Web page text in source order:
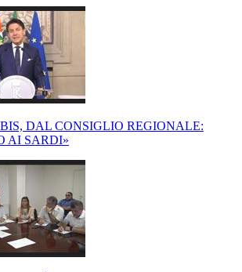
DAL CONSIGLIO REGIONALE:
AI SARDI»